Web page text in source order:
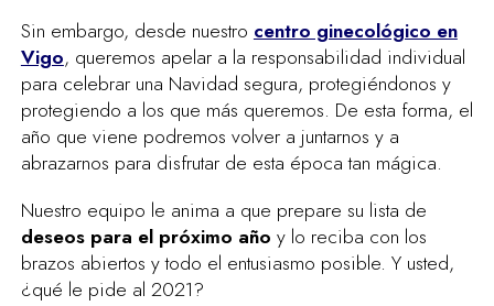
Sin embargo, desde nuestro centro ginecológico en
Vigo, queremos apelar a la responsabilidad individual
para celebrar una Navidad segura, protegiéndonos y
protegiendo a los que más queremos. De esta forma, el
año que viene podremos volver a juntarnos y a
abrazarnos para disfrutar de esta época tan mágica.
Nuestro equipo le anima a que prepare su lista de
deseos para el próximo año y lo reciba con los
brazos abiertos y todo el entusiasmo posible. Y usted,
¿qué le pide al 2021?